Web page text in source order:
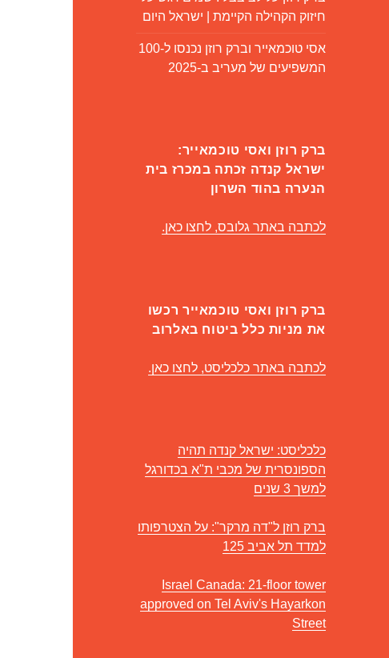
חיזוק הקהילה הקיימת | ישראל היום
אסי טוכמאייר וברק רוזן נכנסו ל-100
המשפיעים של מעריב ב-2025
ברק רוזן ואסי טוכמאייר:
ישראל קנדה זכתה במכרז בית
הנערה בהוד השרון
לכתבה באתר גלובס, לחצו כאן.
ברק רוזן ואסי טוכמאייר רכשו
את מניות כלל ביטוח באלרוב
לכתבה באתר כלכליסט, לחצו כאן.
כלכליסט: ישראל קנדה תהיה
הספונסרית של מכבי ת"א בכדורגל
למשך 3 שנים
ברק רוזן ל"דה מרקר": על הצטרפותו
למדד תל אביב 125
Israel Canada: 21-floor tower
approved on Tel Aviv's Hayarkon
Street